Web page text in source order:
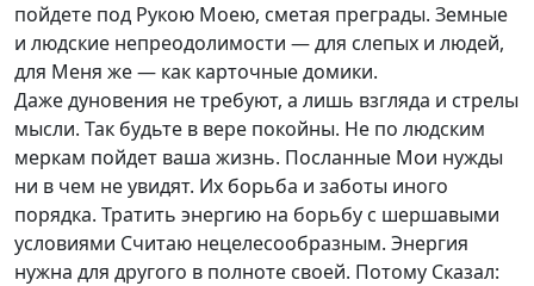
пойдете под Рукою Моею, сметая преграды. Земные
и людские непреодолимости — для слепых и людей,
для Меня же — как карточные домики.
Даже дуновения не требуют, а лишь взгляда и стрелы
мысли. Так будьте в вере покойны. Не по людским
меркам пойдет ваша жизнь. Посланные Мои нужды
ни в чем не увидят. Их борьба и заботы иного
порядка. Тратить энергию на борьбу с шершавыми
условиями Считаю нецелесообразным. Энергия
нужна для другого в полноте своей. Потому Сказал: